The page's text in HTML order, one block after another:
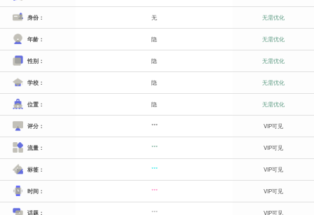
身份： 无 无需优化
年龄： 隐 无需优化
性别： 隐 无需优化
学校： 隐 无需优化
位置： 隐 无需优化
评分： *** VIP可见
流量： *** VIP可见
标签： *** VIP可见
时间： *** VIP可见
话题： *** VIP可见